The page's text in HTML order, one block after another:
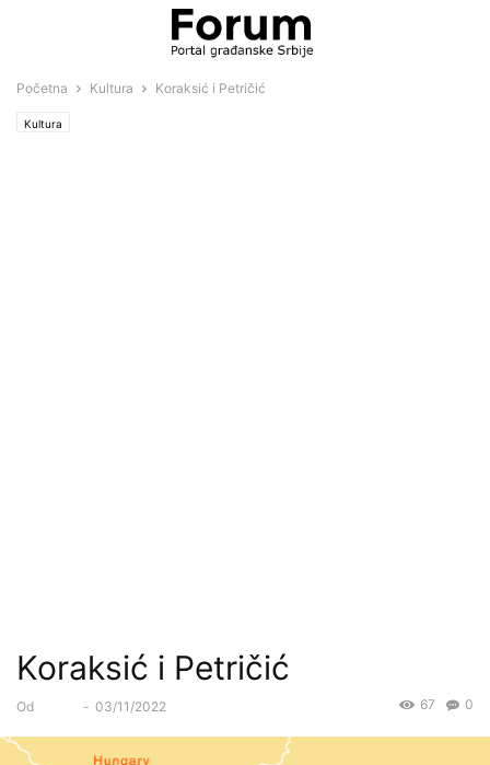
Početna Kultura Koraksić i Petričić
Kultura
Koraksić i Petričić
Od - 03/11/2022 0
67